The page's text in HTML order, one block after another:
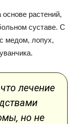
растений,
суставе. С
медом, лопух,
лечение
но не